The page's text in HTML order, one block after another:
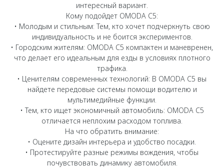
Кредитные программы
Страхование
Кредитный калькулятор
Аксессуары
Одежда и сувениры
Оригинальные аксессуары
Запчасти
Калькулятор трейд-ин
Руководства по эксплуатации
Клиентская поддержка
O&J Автоклуб
Клуб владельцев OMODA
Приложение O&J
Одежда и сувениры
Оригинальные аксессуары
Запчасти
Правовая информация
Обратная связь
интересный вариант.
Кому подойдет OMODA C5:
• Молодым и стильным: Тем, кто хочет подчеркнуть свою
индивидуальность и не боится экспериментов.
• Городским жителям: OMODA C5 компактен и маневренен,
что делает его идеальным для езды в условиях плотного
трафика.
• Ценителям современных технологий: В OMODA C5 вы
найдете передовые системы помощи водителю и
мультимедийные функции.
• Тем, кто ищет экономичный автомобиль: OMODA C5
отличается неплохим расходом топлива.
На что обратить внимание:
• Оцените дизайн интерьера и удобство посадки.
• Протестируйте разные режимы вождения, чтобы
почувствовать динамику автомобиля.